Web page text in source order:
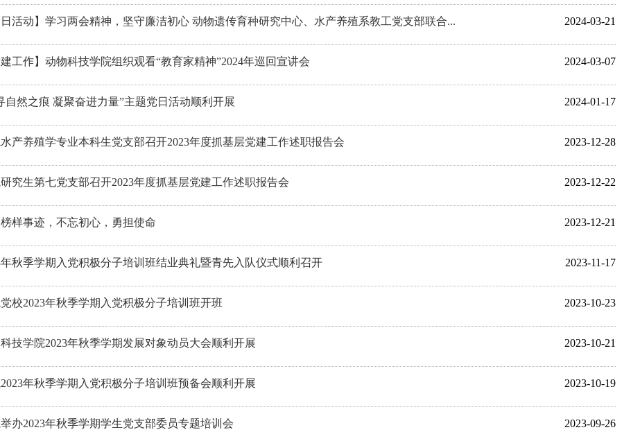
2024-03-21
日活动】学习两会精神，坚守廉洁初心 动物遗传育种研究中心、水产养殖系教工党支部联合...
2024-03-07
建工作】动物科技学院组织观看“教育家精神”2024年巡回宣讲会
2024-01-17
自然之痕 凝聚奋进力量”主题党日活动顺利开展
2023-12-28
产养殖学专业本科生党支部召开2023年度抓基层党建工作述职报告会
2023-12-22
究生第七党支部召开2023年度抓基层党建工作述职报告会
2023-12-21
样事迹，不忘初心，勇担使命
2023-11-17
年秋季学期入党积极分子培训班结业典礼暨青先入队仪式顺利召开
2023-10-23
校2023年秋季学期入党积极分子培训班开班
2023-10-21
技学院2023年秋季学期发展对象动员大会顺利开展
2023-10-19
年秋季学期入党积极分子培训班预备会顺利开展
2023-09-26
办2023年秋季学期学生党支部委员专题培训会